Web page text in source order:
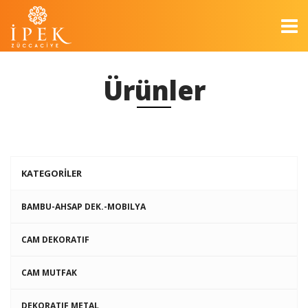
Ürünler
KATEGORİLER
BAMBU-AHSAP DEK.-MOBILYA
CAM DEKORATIF
CAM MUTFAK
DEKORATIF METAL